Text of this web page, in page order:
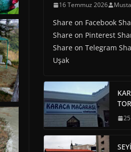
16 Temmuz 2026
Share on Facebook
Share on Pinterest
Share on Telegram
Uşak